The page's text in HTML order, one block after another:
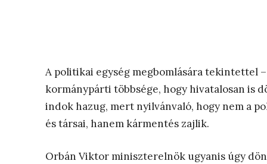
A politikai egység megbomlására tekintettel
kormánypárti többsége, hogy hivatalosan is
indok hazug, mert nyilvánvaló, hogy nem a
és társai, hanem kármentés zajlik.
Orbán Viktor miniszterelnök ugyanis úgy